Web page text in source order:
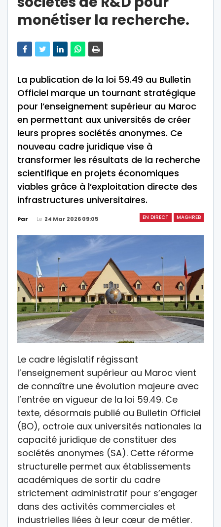
monétiser la recherche.
La publication de la loi 59.49 au Bulletin
Officiel marque un tournant stratégique
pour l’enseignement supérieur au Maroc
en permettant aux universités de créer
leurs propres sociétés anonymes. Ce
nouveau cadre juridique vise à
transformer les résultats de la recherche
scientifique en projets économiques
viables grâce à l’exploitation directe des
infrastructures universitaires.
EN DIRECT MAGHREB
Par Le 24 Mar 2026 09:05
Le cadre législatif régissant
l’enseignement supérieur au Maroc vient
de connaître une évolution majeure avec
l’entrée en vigueur de la loi 59.49. Ce
texte, désormais publié au Bulletin Officiel
(BO), octroie aux universités nationales la
capacité juridique de constituer des
sociétés anonymes (SA). Cette réforme
structurelle permet aux établissements
académiques de sortir du cadre
strictement administratif pour s’engager
dans des activités commerciales et
industrielles liées à leur cœur de métier.